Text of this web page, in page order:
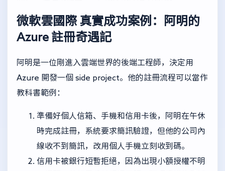
微軟雲國際真實成功案例：阿明的
Azure 註冊奇遇記
阿明是一位剛進入雲端世界的後端工程師，決定用
Azure 開發一個 side project。他的註冊流程可以當作
教科書範例：
準備好個人信箱、手機和信用卡後，阿明在午休
時完成註冊，系統要求簡訊驗證，但他的公司內
線收不到簡訊，改用個人手機立刻收到碼。
信用卡被銀行短暫拒絕，因為出現小額授權不明